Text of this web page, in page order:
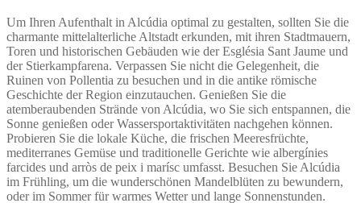
Um Ihren Aufenthalt in Alcúdia optimal zu gestalten, sollten Sie die
charmante mittelalterliche Altstadt erkunden, mit ihren Stadtmauern,
Toren und historischen Gebäuden wie der Església Sant Jaume und
der Stierkampfarena. Verpassen Sie nicht die Gelegenheit, die
Ruinen von Pollentia zu besuchen und in die antike römische
Geschichte der Region einzutauchen. Genießen Sie die
atemberaubenden Strände von Alcúdia, wo Sie sich entspannen, die
Sonne genießen oder Wassersportaktivitäten nachgehen können.
Probieren Sie die lokale Küche, die frischen Meeresfrüchte,
mediterranes Gemüse und traditionelle Gerichte wie albergínies
farcides und arròs de peix i marísc umfasst. Besuchen Sie Alcúdia
im Frühling, um die wunderschönen Mandelblüten zu bewundern,
oder im Sommer für warmes Wetter und lange Sonnenstunden.